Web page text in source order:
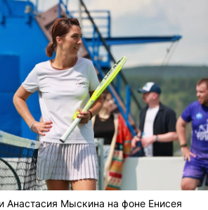
Анастасия Мыскина на фоне Енисея